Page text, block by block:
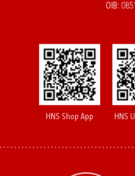
OIB:
HNS Shop App HNS